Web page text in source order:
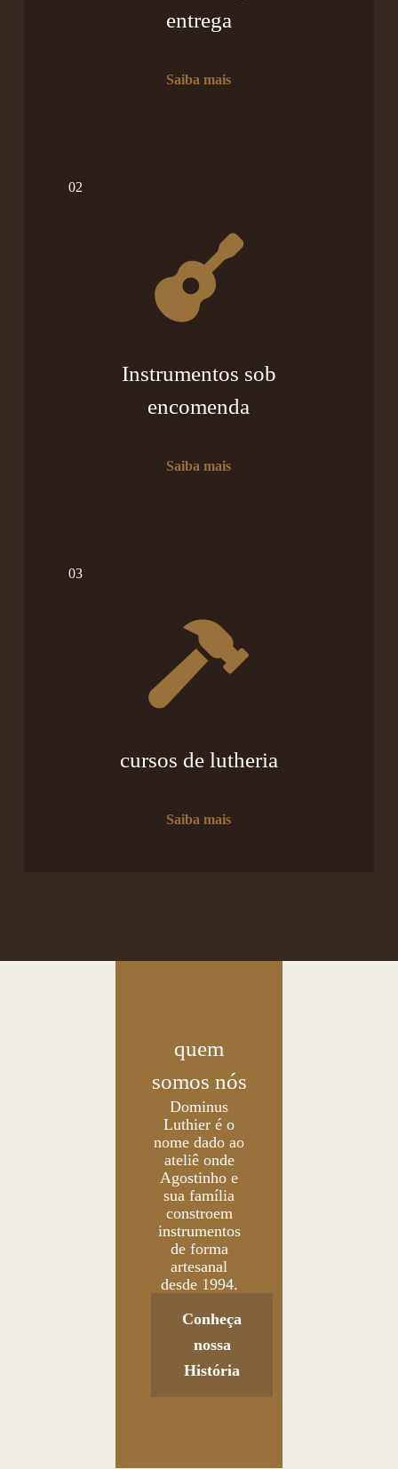
entrega
Saiba mais
02
Instrumentos sob
encomenda
Saiba mais
03
cursos de lutheria
Saiba mais
quem
somos nós
Dominus
Luthier é o
nome dado ao
ateliê onde
Agostinho e
sua família
constroem
instrumentos
de forma
artesanal
desde 1994.
Conheça
nossa
História